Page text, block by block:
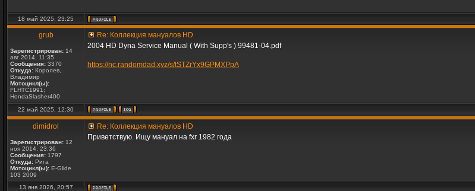
18 май 2025, 23:25
grub
Зарегистрирован: 14
авг 2014, 11:35
Сообщения: 3370
Откуда: Королев,
Владимир
Мотоцикл(ы):
FLHTC1991;
HondaSlasher400
Re: Коллекция мануалов HD
2004 HD Dyna Service Manual ( With Supp's ) 99481-04.pdf
https://nc.randomdad.xyz/s/tSTZrYx9GPMXPpA
22 май 2025, 12:30
dimidrol
Зарегистрирован: 12
ноя 2014, 23:36
Сообщения: 1797
Откуда: Рига
Мотоцикл(ы): E-Glide
103 2009
Re: Коллекция мануалов HD
Приветствую. Ищу мануал на fxr 1982 года
13 янв 2026, 20:57